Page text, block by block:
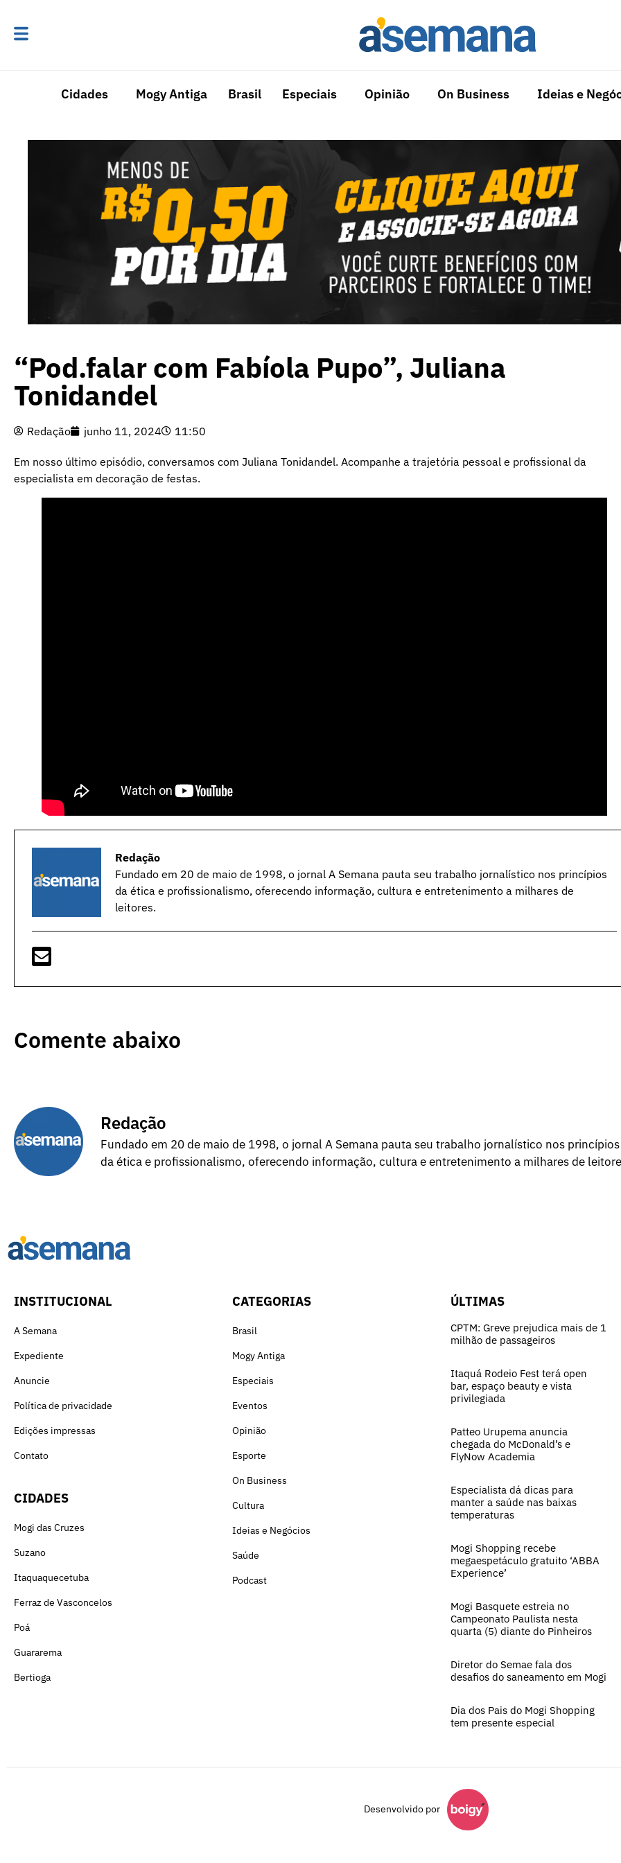
Cidades Mogy Antiga Brasil Especiais Opinião On Business Ideias e
“Pod.falar com Fabíola Pupo”, Juliana
Tonidandel
Redação junho 11, 2024 11:50
Em nosso último episódio, conversamos com Juliana Tonidandel. Acompanhe a trajetória pessoal e profissional da
especialista em decoração de festas.
Redação
Fundado em 20 de maio de 1998, o jornal A Semana pauta seu trabalho jornalístico nos princípios
da ética e profissionalismo, oferecendo informação, cultura e entretenimento a milhares de
leitores.
Comente abaixo
Redação
Fundado em 20 de maio de 1998, o jornal A Semana pauta seu trabalho jornalístico nos princípios
da ética e profissionalismo, oferecendo informação, cultura e entretenimento a milhares de
INSTITUCIONAL
A Semana
Expediente
Anuncie
Política de privacidade
Edições impressas
Contato
CIDADES
Mogi das Cruzes
Suzano
Itaquaquecetuba
Ferraz de Vasconcelos
Poá
Guararema
Bertioga
CATEGORIAS
Brasil
Mogy Antiga
Especiais
Eventos
Opinião
Esporte
On Business
Cultura
Ideias e Negócios
Saúde
Podcast
ÚLTIMAS
CPTM: Greve prejudica mais de 1
milhão de passageiros
Itaquá Rodeio Fest terá open
bar, espaço beauty e vista
privilegiada
Patteo Urupema anuncia
chegada do McDonald’s e
FlyNow Academia
Especialista dá dicas para
manter a saúde nas baixas
temperaturas
Mogi Shopping recebe
megaespetáculo gratuito ‘ABBA
Experience’
Mogi Basquete estreia no
Campeonato Paulista nesta
quarta (5) diante do Pinheiros
Diretor do Semae fala dos
desafios do saneamento em Mogi
Dia dos Pais do Mogi Shopping
tem presente especial
Desenvolvido por